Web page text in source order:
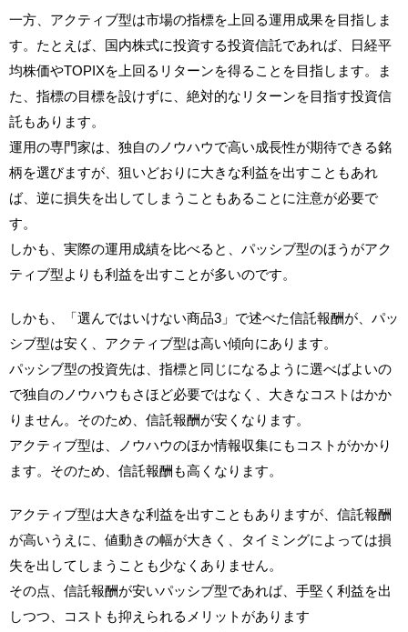
一方、アクティブ型は市場の指標を上回る運用成果を目指しま
す。たとえば、国内株式に投資する投資信託であれば、日経平
均株価やTOPIXを上回るリターンを得ることを目指します。ま
た、指標の目標を設けずに、絶対的なリターンを目指す投資信
託もあります。
運用の専門家は、独自のノウハウで高い成長性が期待できる銘
柄を選びますが、狙いどおりに大きな利益を出すこともあれ
ば、逆に損失を出してしまうこともあることに注意が必要で
す。
しかも、実際の運用成績を比べると、パッシブ型のほうがアク
ティブ型よりも利益を出すことが多いのです。
しかも、「選んではいけない商品3」で述べた信託報酬が、パッ
シブ型は安く、アクティブ型は高い傾向にあります。
パッシブ型の投資先は、指標と同じになるように選べばよいの
で独自のノウハウもさほど必要ではなく、大きなコストはかか
りません。そのため、信託報酬が安くなります。
アクティブ型は、ノウハウのほか情報収集にもコストがかかり
ます。そのため、信託報酬も高くなります。
アクティブ型は大きな利益を出すこともありますが、信託報酬
が高いうえに、値動きの幅が大きく、タイミングによっては損
失を出してしまうことも少なくありません。
その点、信託報酬が安いパッシブ型であれば、手堅く利益を出
しつつ、コストも抑えられるメリットがあります